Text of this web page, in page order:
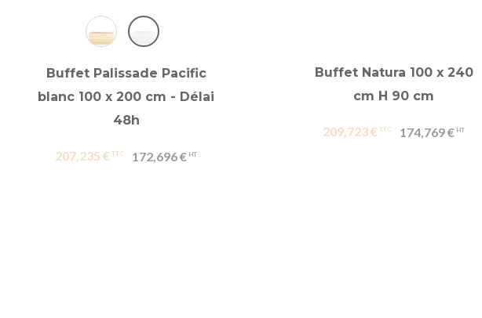
Buffet Palissade Pacific
blanc 100 x 200 cm - Délai
48h
207,235 € 172,696 €
Buffet Natura 100 x 240
cm H 90 cm
209,723 € 174,769 €